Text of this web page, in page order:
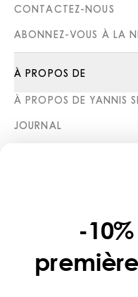
CONTACTEZ-NOUS
ABONNEZ-VOUS À LA
À PROPOS DE
À PROPOS DE YANNIS
JOURNAL
POLITIQUE DE
-